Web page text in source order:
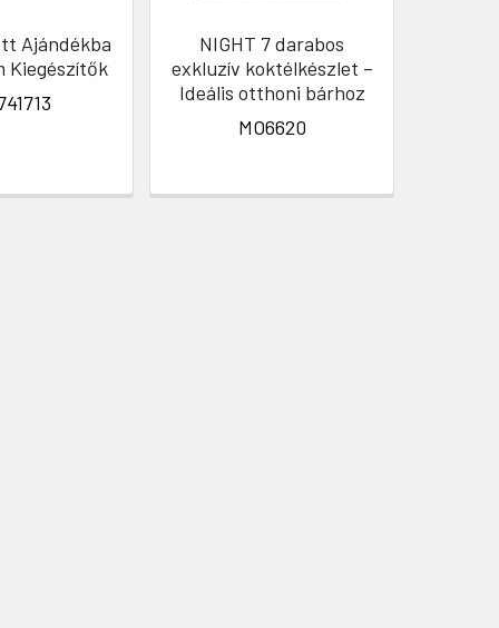
Ajándékba
Kiegészítők
NIGHT 7 darabos
exkluzív koktélkészlet –
Ideális otthoni bárhoz
MO6620